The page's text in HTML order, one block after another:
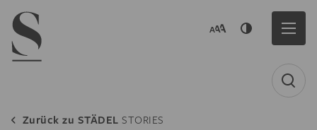
Navigation menu
Zurück zu STÄDEL STORIES